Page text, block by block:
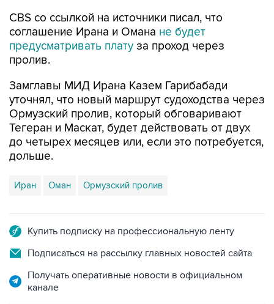
CBS со ссылкой на источники писал, что
соглашение Ирана и Омана не будет
предусматривать плату за проход через
пролив.
Замглавы МИД Ирана Казем Гарибабади
уточнял, что новый маршрут судоходства через
Ормузский пролив, который обговаривают
Тегеран и Маскат, будет действовать от двух
до четырех месяцев или, если это потребуется,
дольше.
Иран Оман Ормузский пролив
Купить подписку на профессиональную ленту
Подписаться на рассылку главных новостей сайта
Получать оперативные новости в официальном
канале